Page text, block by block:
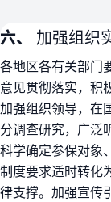
六、 加强组织
各地区各有关部门
意见贯彻落实，积
加强组织领导，在
分调查研究，广泛
科学确定参保对象
制度要求适时转化
律支撑。加强宣传